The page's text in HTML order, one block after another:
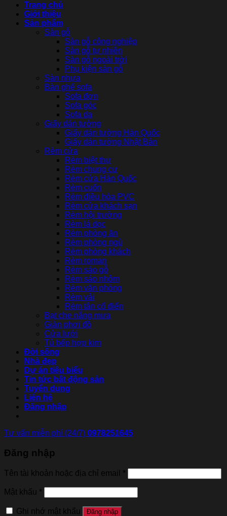
Trang chủ
Giới thiệu
Sản phẩm
Sàn gỗ
Sàn gỗ công nghiệp
Sàn gỗ tự nhiên
Sàn gỗ ngoài trời
Phụ kiện sàn gỗ
Sàn nhựa
Bàn ghế sofa
Sofa đơn
Sofa góc
Sofa da
Giấy dán tường
Giấy dán tường Hàn Quốc
Giấy dán tường Nhật Bản
Rèm cửa
Rèm biệt thự
Rèm chung cư
Rèm cửa Hàn Quốc
Rèm cuốn
Rèm điều hòa PVC
Rèm cửa khách sạn
Rèm hội trường
Rèm lá dọc
Rèm phòng ăn
Rèm phòng ngủ
Rèm phòng khách
Rèm roman
Rèm sáo gỗ
Rèm sáo nhôm
Rèm văn phòng
Rèm vải
Rèm tân cổ điển
Bạt che nắng mưa
Giàn phơi đồ
Cửa lưới
Tủ bếp hợp kim
Đời sống
Nhà đẹp
Dự án tiêu biểu
Tin tức bất động sản
Tuyển dụng
Liên hệ
Đăng nhập
Tư vấn miễn phí (24/7) 0978251645
Đăng nhập
Tên tài khoản hoặc địa chỉ email *
Mật khẩu *
Ghi nhớ mật khẩu Đăng nhập